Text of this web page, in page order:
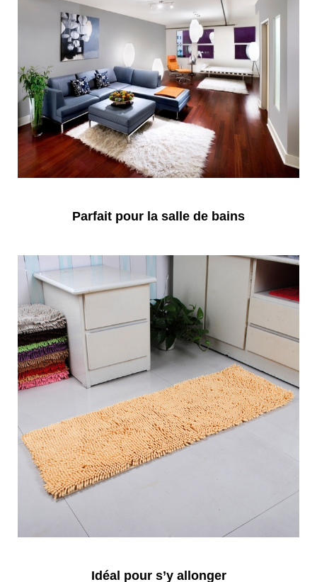
Parfait pour la salle de bains
Idéal pour s’y allonger